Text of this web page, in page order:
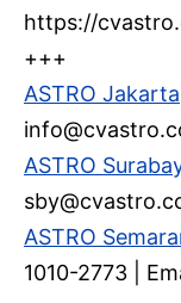
https://
+++
ASTRO Jakarta
ASTRO
ASTRO
1010-2773 |